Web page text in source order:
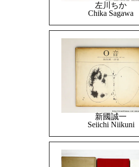
左川ちか
Chika Sagawa
新國誠一
Seiichi Niikuni